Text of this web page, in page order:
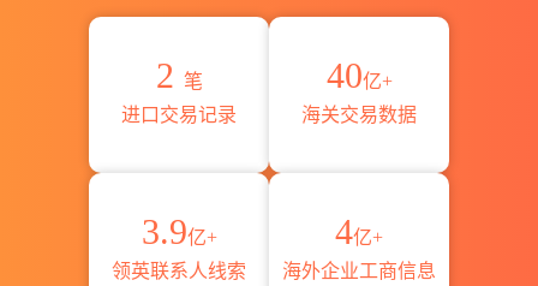
2 笔
进口交易记录
40亿+
海关交易数据
3.9亿+
领英联系人线索
4亿+
海外企业工商信息